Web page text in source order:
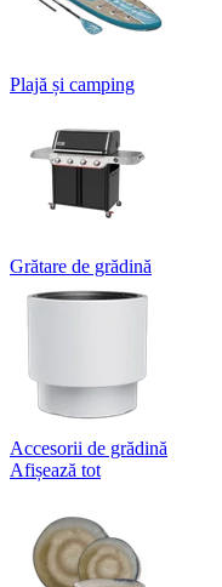
Plajă și camping
Grătare de grădină
Accesorii de grădină
Afișează tot